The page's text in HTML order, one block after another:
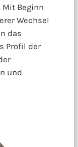
Beginn
Wechsel
das
Profil der
und